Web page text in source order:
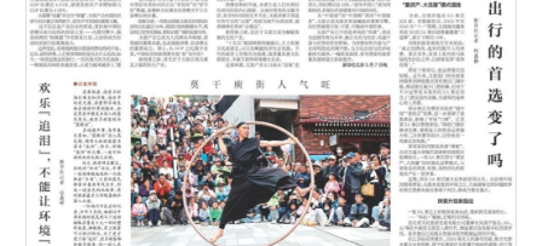
法律 中央文件 金融 汽车
食品 人居 信息化 数字经济
学术中国 乡村振兴 银龄 溯源中国
城市 旅游 能源 会展